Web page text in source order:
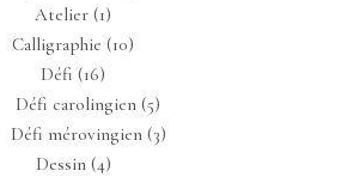
Atelier (1)
Calligraphie (10)
Défi (16)
Défi carolingien (5)
Défi mérovingien(3)
Dessin(4)